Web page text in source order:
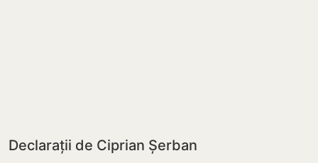
Declarații de Ciprian Șerban